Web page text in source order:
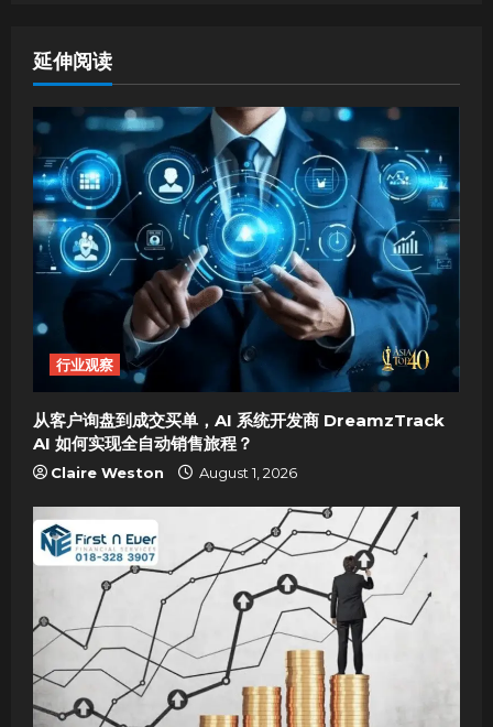
a
v
i
g
a
i
o
n
延伸阅读
行业观察
从客户询盘到成交买单，AI 系统开发商 DreamzTrack
AI 如何实现全自动销售旅程？
Claire Weston August 1, 2026